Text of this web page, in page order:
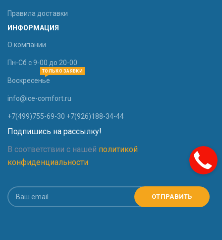
Правила доставки
ИНФОРМАЦИЯ
О компании
Пн-Сб с 9-00 до 20-00
Воскресенье
ТОЛЬКО ЗАЯВКИ
info@ice-comfort.ru
+7(499)755-69-30 +7(926)188-34-44
Подпишись на рассылку!
В соответствии с нашей политикой
конфиденциальности